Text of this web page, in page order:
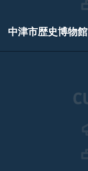
中津市歴史博物館